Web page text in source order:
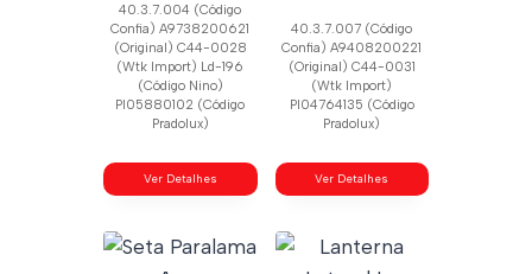
40.3.7.004 (Código
Confia) A9738200621
(Original) C44-0028
(Wtk Import) Ld-196
(Código Nino)
Pl05880102 (Código
Pradolux)
Ver Detalhes
40.3.7.007 (Código
Confia) A9408200221
(Original) C44-0031
(Wtk Import)
Pl04764135 (Código
Pradolux)
Ver Detalhes